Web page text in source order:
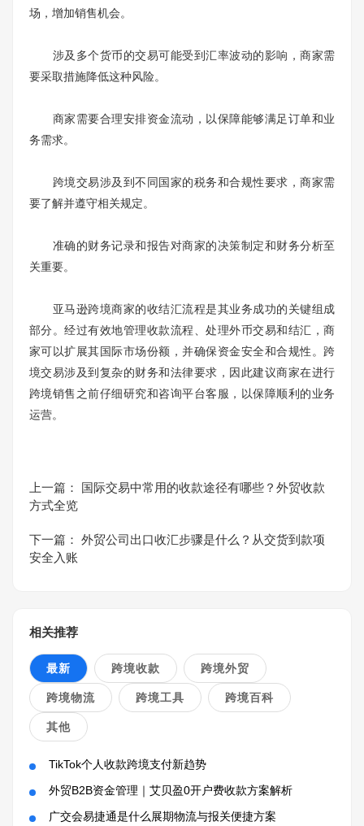
场，增加销售机会。
涉及多个货币的交易可能受到汇率波动的影响，商家需
要采取措施降低这种风险。
商家需要合理安排资金流动，以保障能够满足订单和业
务需求。
跨境交易涉及到不同国家的税务和合规性要求，商家需
要了解并遵守相关规定。
准确的财务记录和报告对商家的决策制定和财务分析至
关重要。
亚马逊跨境商家的收结汇流程是其业务成功的关键组成
部分。经过有效地管理收款流程、处理外币交易和结汇，商
家可以扩展其国际市场份额，并确保资金安全和合规性。跨
境交易涉及到复杂的财务和法律要求，因此建议商家在进行
跨境销售之前仔细研究和咨询平台客服，以保障顺利的业务
运营。
上一篇：
国际交易中常用的收款途径有哪些？外贸收款
方式全览
下一篇： 外贸公司出口收汇步骤是什么？从交货到款项
安全入账
相关推荐
最新 跨境收款 跨境外贸
跨境物流 跨境工具 跨境百科
其他
TikTok个人收款跨境支付新趋势
外贸B2B资金管理｜艾贝盈0开户费收款方案解析
广交会易捷通是什么展期物流与报关便捷方案